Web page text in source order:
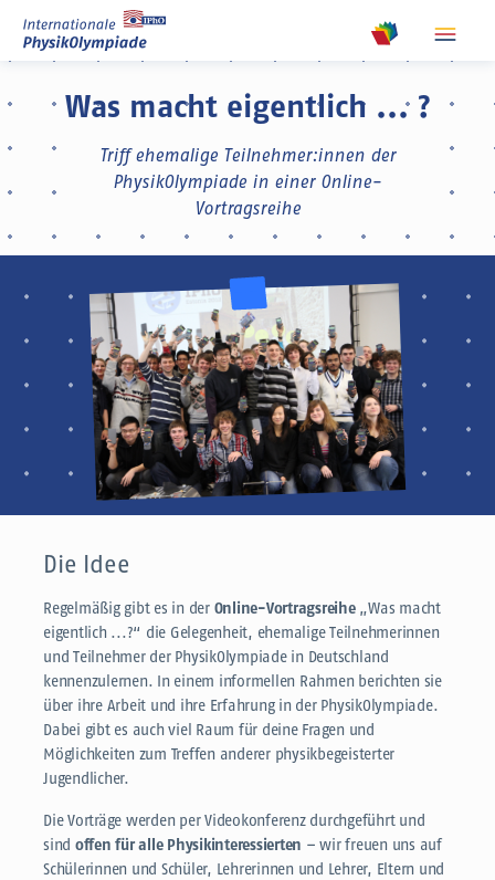
show meta
Was macht eigentlich ... ?
Triff ehemalige Teilnehmer:innen der
PhysikOlympiade in einer Online-
Vortragsreihe
Die Idee
Regelmäßig gibt es in der Online-Vortragsreihe„Was macht
eigentlich ...?“ die Gelegenheit, ehemalige Teilnehmerinnen
und Teilnehmer der PhysikOlympiade in Deutschland
kennenzulernen. In einem informellen Rahmen berichten sie
über ihre Arbeit und ihre Erfahrung in der PhysikOlympiade.
Dabei gibt es auch viel Raum für deine Fragen und
Möglichkeiten zum Treffen anderer physikbegeisterter
Jugendlicher.
Die Vorträge werden per Videokonferenz durchgeführt und
sind offen für alle Physikinteressierten – wir freuen uns auf
Schülerinnen und Schüler, Lehrerinnen und Lehrer, Eltern und